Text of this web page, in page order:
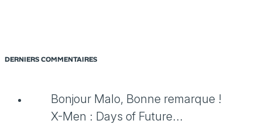
DERNIERS COMMENTAIRES
Bonjour Malo, Bonne remarque !
X-Men : Days of Future...